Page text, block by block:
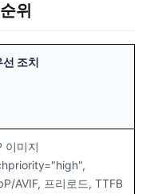
위
선 조치
이미지
AVIF, 프리로드, TTFB